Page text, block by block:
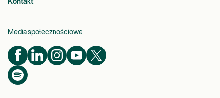
Kontakt
Media społecznościowe